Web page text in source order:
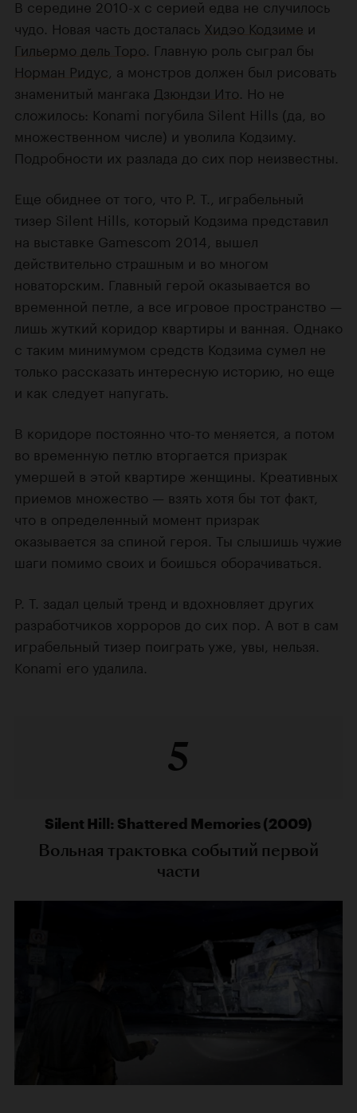
В середине 2010-х с серией едва не случилось
чудо. Новая часть досталась Хидэо Кодзиме и
Гильермо дель Торо . Главную роль сыграл бы
Норман Ридус , а монстров должен был рисовать
знаменитый мангака Дзюндзи Ито . Но не
сложилось: Konami погубила Silent Hills (да, во
множественном числе) и уволила Кодзиму.
Подробности их разлада до сих пор неизвестны.
Еще обиднее от того, что P. T., играбельный
тизер Silent Hills, который Кодзима представил
на выставке Gamescom 2014, вышел
действительно страшным и во многом
новаторским. Главный герой оказывается во
временной петле, а все игровое пространство —
лишь жуткий коридор квартиры и ванная. Однако
с таким минимумом средств Кодзима сумел не
только рассказать интересную историю, но еще
и как следует напугать.
В коридоре постоянно что-то меняется, а потом
во временную петлю вторгается призрак
умершей в этой квартире женщины. Креативных
приемов множество — взять хотя бы тот факт,
что в определенный момент призрак
оказывается за спиной героя. Ты слышишь чужие
шаги помимо своих и боишься оборачиваться.
P. T. задал целый тренд и вдохновляет других
разработчиков хорроров до сих пор. А вот в сам
играбельный тизер поиграть уже, увы, нельзя.
Konami его удалила.
5
Silent Hill: Shattered Memories (2009)
Вольная трактовка событий первой
части